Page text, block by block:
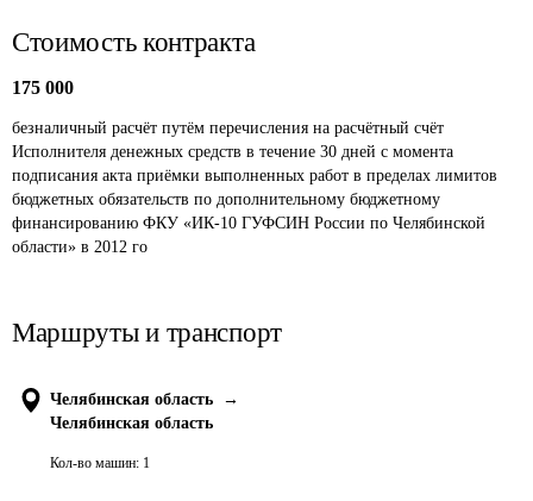
Стоимость контракта
175 000
безналичный расчёт путём перечисления на расчётный счёт
Исполнителя денежных средств в течение 30 дней с момента
подписания акта приёмки выполненных работ в пределах лимитов
бюджетных обязательств по дополнительному бюджетному
финансированию ФКУ «ИК-10 ГУФСИН России по Челябинской
области» в 2012 го
Маршруты и транспорт
Челябинская область
→
Челябинская область
Кол-во машин: 1